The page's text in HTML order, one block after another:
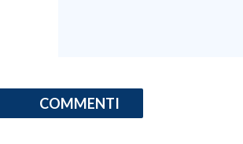
COMMENTI